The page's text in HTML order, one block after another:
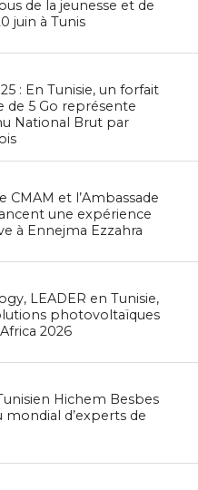
de la jeunesse et de
juin à Tunis
: En Tunisie, un forfait
5 Go représente
National Brut par
CMAM et l’Ambassade
une expérience
à Ennejma Ezzahra
LEADER en Tunisie,
photovoltaïques
2026
Hichem Besbes
mondial d’experts de